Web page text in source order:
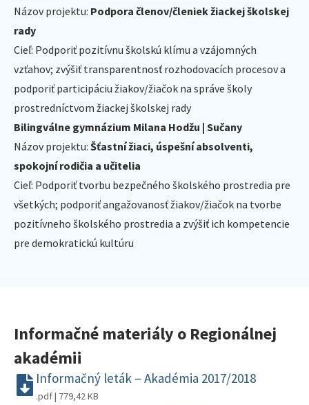
Názov projektu: Podpora členov/členiek žiackej školskej
rady
Cieľ: Podporiť pozitívnu školskú klímu a vzájomných
vzťahov; zvýšiť transparentnosť rozhodovacích procesov a
podporiť participáciu žiakov/žiačok na správe školy
prostredníctvom žiackej školskej rady
Bilingválne gymnázium Milana Hodžu | Sučany
Názov projektu: Šťastní žiaci, úspešní absolventi,
spokojní rodičia a učitelia
Cieľ: Podporiť tvorbu bezpečného školského prostredia pre
všetkých; podporiť angažovanosť žiakov/žiačok na tvorbe
pozitívneho školského prostredia a zvýšiť ich kompetencie
pre demokratickú kultúru
Informačné materiály o Regionálnej
akadémii
Informačný leták – Akadémia 2017/2018
.pdf | 779,42 KB